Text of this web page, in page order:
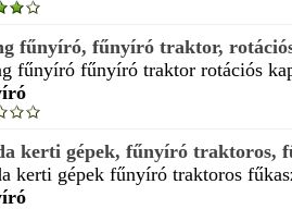
fűnyíró, fűnyíró traktor,
fűnyíró fűnyíró traktor rotációs
kerti gépek, fűnyíró traktoros,
kerti gépek fűnyíró traktoros